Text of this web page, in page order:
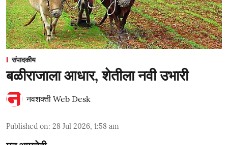
संपादकीय
बळीराजाला आधार, शेतीला नवी उभारी
नवशक्ती Web Desk
Published on: 28 Jul 2026, 1:58 am